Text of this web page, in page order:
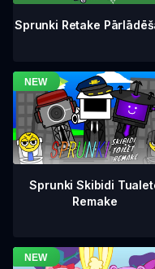
Sprunki Retake
Sprunki Skibidi
Remake